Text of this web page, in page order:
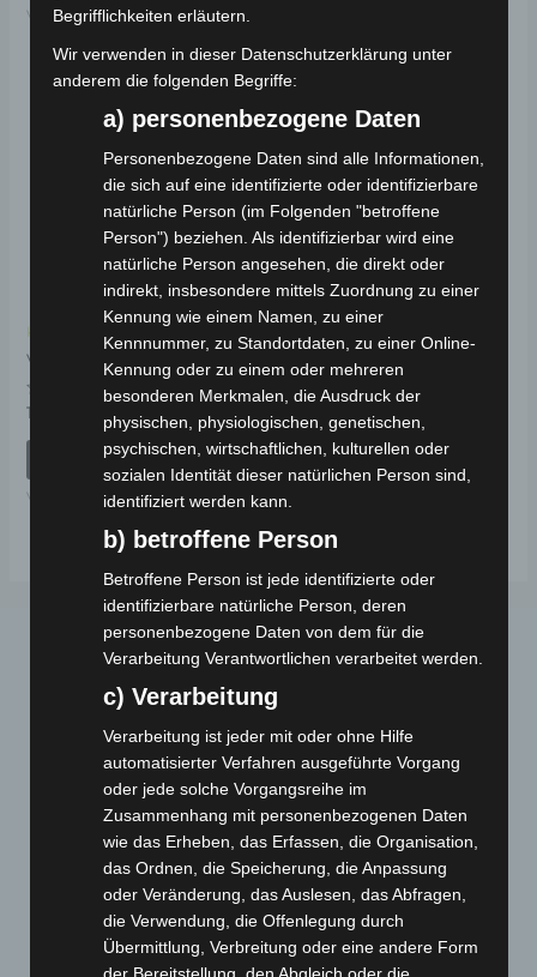
VB3
Kostenloser Versand
VB3 SITZBOLZEN
Bewertet
0
19,00
IN DEN WARENKORB
VB3
Webseite
Cashback-Aktion
Händler werden
Home
Gemeinsam spenden
Begrifflichkeiten erläutern.
Wir verwenden in dieser Datenschutzerklärung unter
anderem die folgenden Begriffe:
a) personenbezogene Daten
Personenbezogene Daten sind alle Informationen,
die sich auf eine identifizierte oder identifizierbare
natürliche Person (im Folgenden "betroffene
Person") beziehen. Als identifizierbar wird eine
natürliche Person angesehen, die direkt oder
indirekt, insbesondere mittels Zuordnung zu einer
Kennung wie einem Namen, zu einer
Kennnummer, zu Standortdaten, zu einer Online-
Kennung oder zu einem oder mehreren
besonderen Merkmalen, die Ausdruck der
physischen, physiologischen, genetischen,
psychischen, wirtschaftlichen, kulturellen oder
sozialen Identität dieser natürlichen Person sind,
identifiziert werden kann.
b) betroffene Person
Betroffene Person ist jede identifizierte oder
identifizierbare natürliche Person, deren
personenbezogene Daten von dem für die
Verarbeitung Verantwortlichen verarbeitet werden.
c) Verarbeitung
Verarbeitung ist jeder mit oder ohne Hilfe
automatisierter Verfahren ausgeführte Vorgang
oder jede solche Vorgangsreihe im
Zusammenhang mit personenbezogenen Daten
wie das Erheben, das Erfassen, die Organisation,
das Ordnen, die Speicherung, die Anpassung
oder Veränderung, das Auslesen, das Abfragen,
die Verwendung, die Offenlegung durch
Übermittlung, Verbreitung oder eine andere Form
der Bereitstellung, den Abgleich oder die